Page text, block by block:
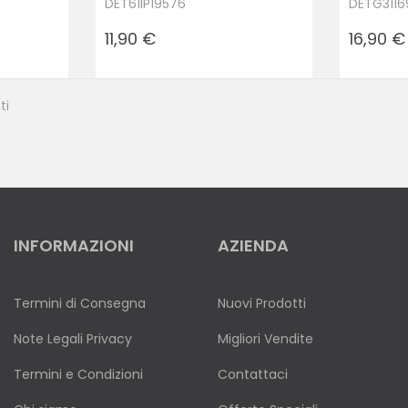
Prezzo
11,90 € Prezzo
16,90 €
INFORMAZIONI
Termini di Consegna
Note Legali Privacy
Termini e Condizioni
AZIENDA
Nuovi Prodotti
Migliori Vendite
Contattaci